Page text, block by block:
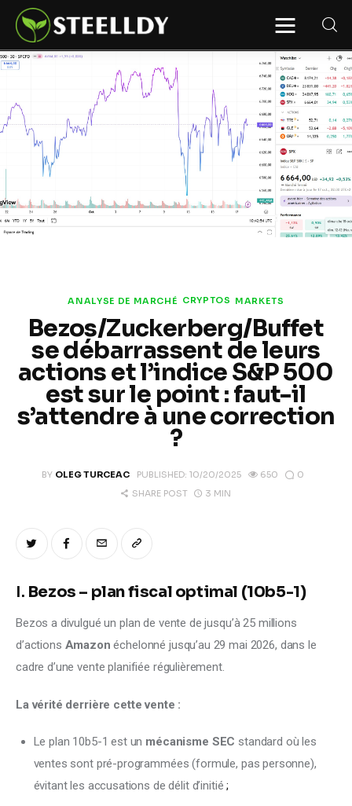
STEELLDY
Through Steelldy consulting company, I
assist companies, fintechs, and
institutions in two key areas: ◙
Economic and financial statistical
modeling via our DaaS & SaaS
software (macroeconomic index
platform). Analysis of the transition to
a multipolar world: stablecoins, gold,
copper, precious metals, industrial
metals, oil, dollars, euros, yuan, yen,
rubles, CBDC, BISIH, mBridge, Unified
Ledger, BRICS, and global regulations.
◙ Web3 Law & Taxation Legal and Tax
structuring of blockchain-based
robotics, smart cities, and ESG
Climate
Markets
Reports
ANALYSE DE MARCHÉ CRYPTOS MARKETS
Bezos/Zuckerberg/Buffet
se débarrassent de leurs
actions et l’indice S&P 500
est sur le point : faut-il
s’attendre à une correction
?
BY OLEG TURCEAC PUBLISHED: 10/20/2025 650
0
SHARE POST
3 MIN
I. Bezos – plan fiscal optimal (10b5-1)
Bezos a divulgué un plan de vente de jusqu’à 25 millions
d’actions Amazon échelonné jusqu’au 29 mai 2026, dans le
cadre d’une vente planifiée régulièrement.
La vérité derrière cette vente :
Le plan 10b5-1 est un mécanisme SEC standard où les
ventes sont pré-programmées (formule, pas personne),
évitant les accusations de délit d’initié ;